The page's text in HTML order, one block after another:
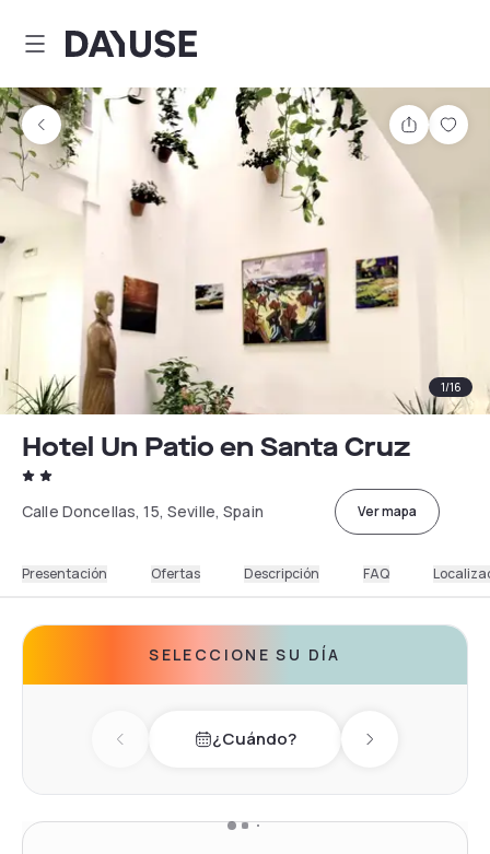
Dayuse
1/16
Hotel Un Patio en Santa Cruz
Calle Doncellas, 15, Seville, Spain Ver mapa
Presentación Ofertas Descripción FAQ
SELECCIONE SU DÍA
Previous day¿Cuándo? Next day